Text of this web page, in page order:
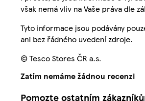
však nemá vliv na Vaše práva dle
Tyto informace jsou podávány
ani bez řádného uvedení zdroje.
© Tesco Stores ČR a.s.
Zatím nemáme žádnou recenzi
Pomozte ostatním